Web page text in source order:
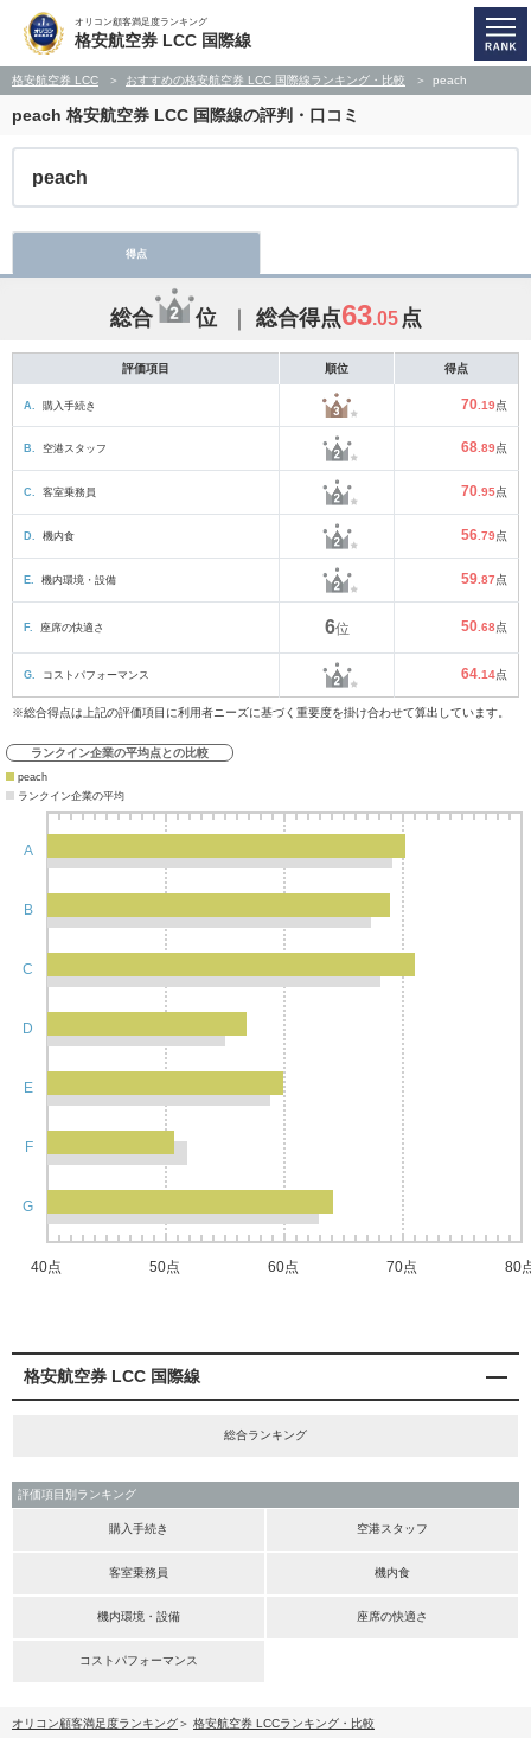
オリコン顧客満足度ランキング
格安航空券 LCC 国際線
格安航空券 LCC おすすめの格安航空券 LCC 国際線ランキング・比較 peach
peach 格安航空券 LCC 国際線の評判・口コミ
peach
得点
総合 位 総合得点63.05 点
評価項目 順位 得点
A. 購入手続き 70 .19点
B. 空港スタッフ 68 .89点
C. 客室乗務員 70 .95点
D. 機内食 56 .79点
E. 機内環境・設備 59 .87点
F. 座席の快適さ 6位 50 .68点
G. コストパフォーマンス 64 .14点
※総合得点は上記の評価項目に利用者ニーズに基づく重要度を掛け合わせて算出しています。
ランクイン企業の平均点との比較
peach
ランクイン企業の平均
A
B
C
D
E
F
G
40点 50点 60点 70点 80
格安航空券 LCC 国際線
総合ランキング
評価項目別ランキング
購入手続き 空港スタッフ
客室乗務員 機内食
機内環境・設備 座席の快適さ
コストパフォーマンス
オリコン顧客満足度ランキング
格安航空券 LCCランキング・比較